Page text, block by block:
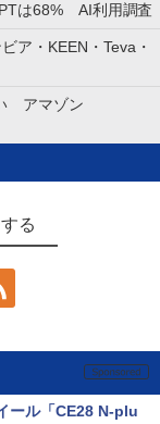
は68% AI利用調査
ア・KEEN・Teva・
アマゾン
る
ール「CE28 N-plu